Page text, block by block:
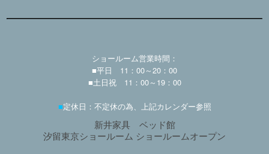
ショールーム営業時間：
■平日 11：00～20：00
■土日祝 11：00～19：00
■定休日：不定休の為、上記カレンダー参照
新井家具 ベッド館
汐留東京ショールーム ショールームオープン